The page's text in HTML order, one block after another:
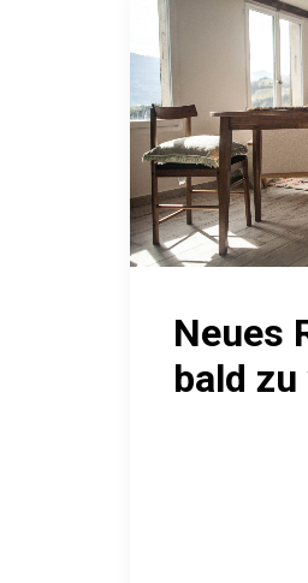
Neues
bald